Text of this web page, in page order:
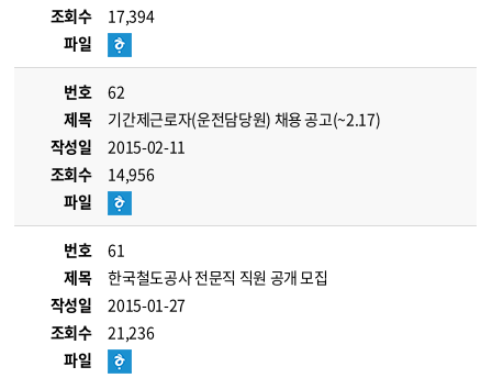
조회수
17,394
파일
번호
62
제목
기간제근로자(운전담당원) 채용 공고(~2.17)
작성일
2015-02-11
조회수
14,956
파일
번호
61
제목
한국철도공사 전문직 직원 공개 모집
작성일
2015-01-27
조회수
21,236
파일